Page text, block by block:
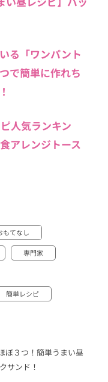
る「ワンパント
で簡単に作れち
人気ランキン
アレンジトース
もてなし
専門家
簡単レシピ
ぼ３つ！簡単うまい昼
サンド！